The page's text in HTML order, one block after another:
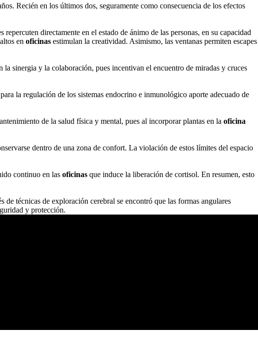
Recién en los últimos dos, seguramente como consecuencia de los efectos
directamente en el estado de ánimo de las personas, en su capacidad
en oficinas estimulan la creatividad. Asimismo, las ventanas permiten escapes
la sinergia y la colaboración, pues incentivan el encuentro de miradas y cruces
la regulación de los sistemas endocrino e inmunológico aporte adecuado de
de la salud física y mental, pues al incorporar plantas en la oficina
dentro de una zona de confort. La violación de estos límites del espacio
continuo en las oficinas que induce la liberación de cortisol. En resumen, esto
de técnicas de exploración cerebral se encontró que las formas angulares
y protección.